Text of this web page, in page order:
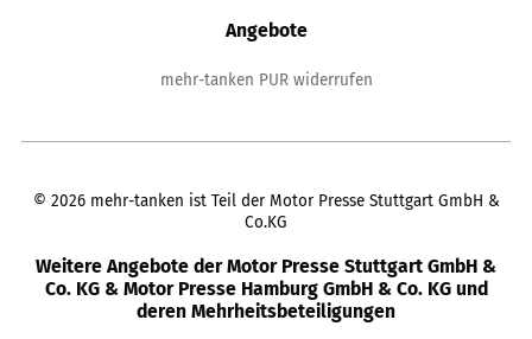
Angebote
mehr-tanken PUR widerrufen
© 2026 mehr-tanken ist Teil der Motor Presse Stuttgart GmbH &
Co.KG
Weitere Angebote der Motor Presse Stuttgart GmbH &
Co. KG & Motor Presse Hamburg GmbH & Co. KG und
deren Mehrheitsbeteiligungen